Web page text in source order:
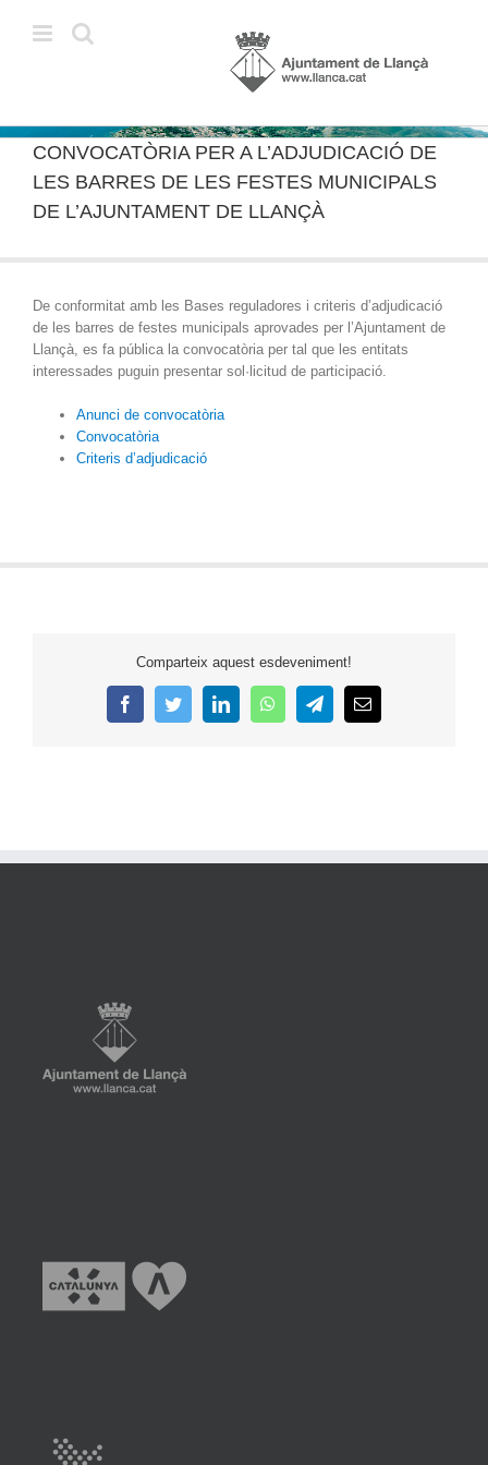
CONVOCATÒRIA PER A L’ADJUDICACIÓ DE
LES BARRES DE LES FESTES MUNICIPALS
DE L’AJUNTAMENT DE LLANÇÀ
De conformitat amb les Bases reguladores i criteris d’adjudicació
de les barres de festes municipals aprovades per l’Ajuntament de
Llançà, es fa pública la convocatòria per tal que les entitats
interessades puguin presentar sol·licitud de participació.
Anunci de convocatòria
Convocatòria
Criteris d’adjudicació
Comparteix aquest esdeveniment!
FacebookTwitterLinkedInWhatsAppTelegramEmail: